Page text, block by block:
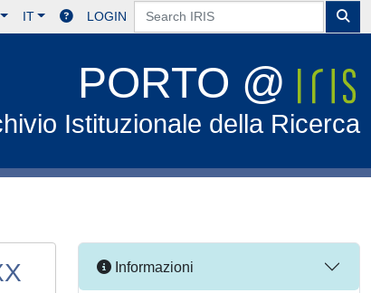
IT LOGIN
PORTO @
Istituzionale della Ricerca
Informazioni